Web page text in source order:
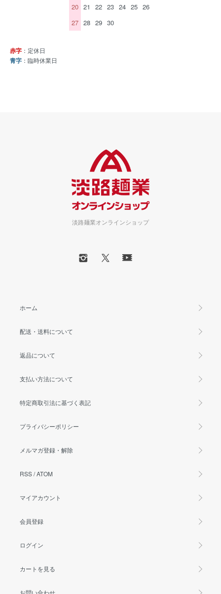
20 21 22 23 24 25 26
27 28 29 30
赤字 ：定休日
青字 ：臨時休業日
淡路麺業オンラインショップ
ホーム
配送・送料について
返品について
支払い方法について
特定商取引法に基づく表記
プライバシーポリシー
メルマガ登録・解除
RSS/ATOM
マイアカウント
会員登録
ログイン
カートを見る